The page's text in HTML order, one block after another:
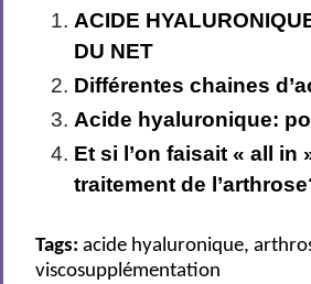
ACIDE
DU NET
Différentes chaines
Acide hyaluronique:
Et si l’on faisait « all in
traitement de
Tags:acide hyaluronique,
viscosupplémentation